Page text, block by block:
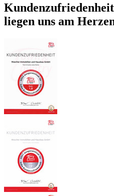
liegen uns am